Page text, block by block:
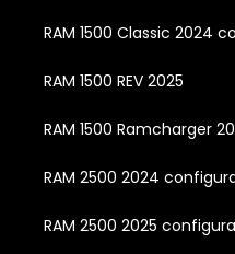
RAM 1500 Classic 2024
RAM 1500 REV 2025
RAM 1500 Ramcharger
RAM 2500 2024
RAM 2500 2025